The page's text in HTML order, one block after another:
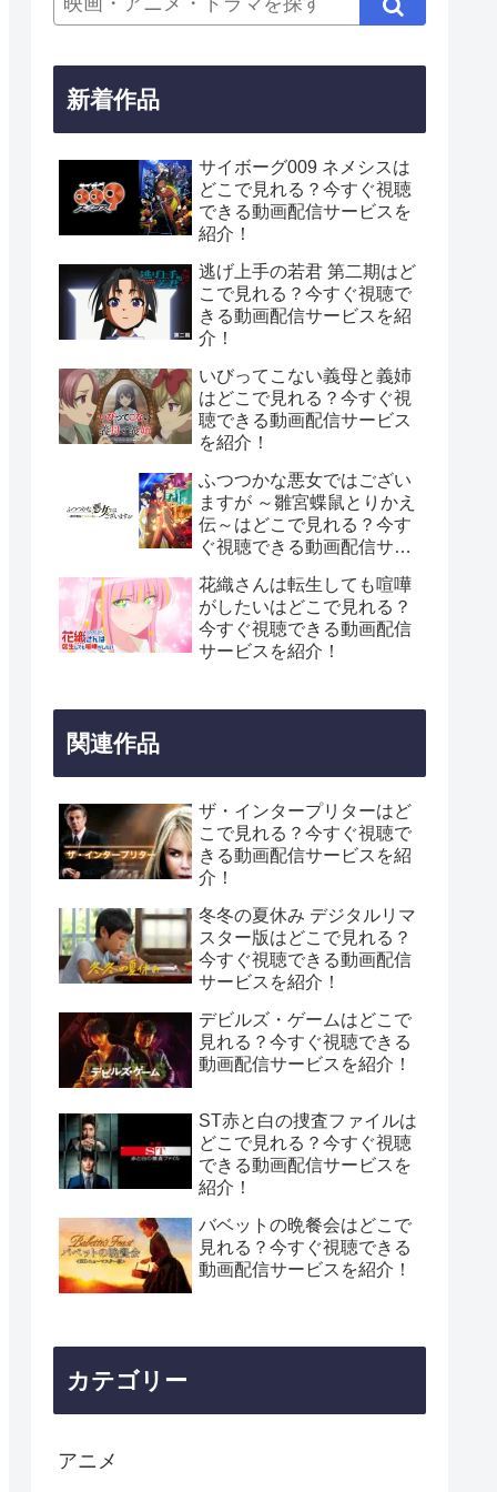
新着作品
サイボーグ009 ネメシスは
どこで見れる？今すぐ視聴
できる動画配信サービスを
紹介！
逃げ上手の若君 第二期はど
こで見れる？今すぐ視聴で
きる動画配信サービスを紹
介！
いびってこない義母と義姉
はどこで見れる？今すぐ視
聴できる動画配信サービス
を紹介！
ふつつかな悪女ではござい
ますが ～雛宮蝶鼠とりかえ
伝～はどこで見れる？今す
ぐ視聴できる動画配信サー
花織さんは転生しても喧嘩
がしたいはどこで見れる？
今すぐ視聴できる動画配信
サービスを紹介！
関連作品
ザ・インタープリターはど
こで見れる？今すぐ視聴で
きる動画配信サービスを紹
介！
冬冬の夏休み デジタルリマ
スター版はどこで見れる？
今すぐ視聴できる動画配信
サービスを紹介！
デビルズ・ゲームはどこで
見れる？今すぐ視聴できる
動画配信サービスを紹介！
ST赤と白の捜査ファイルは
どこで見れる？今すぐ視聴
できる動画配信サービスを
紹介！
バベットの晩餐会はどこで
見れる？今すぐ視聴できる
動画配信サービスを紹介！
カテゴリー
アニメ